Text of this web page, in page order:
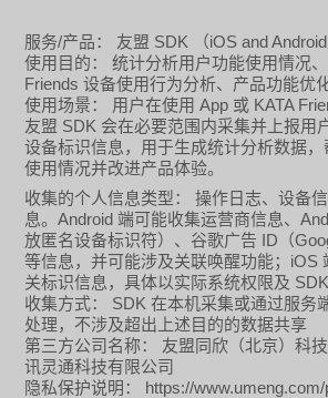
服务/产品： 友盟 SDK （iOS and Android
使用目的：
统计分析用户功能使用情况、
Friends设备使用行为分析、产品功能优
使用场景：
用户在使用 App 或 KATA
友盟 SDK 会在必要范围内采集并上报用
设备标识信息，用于生成统计分析数据，
使用情况并改进产品体验。
收集的个人信息类型：
操作日志、设备
息。Android端可能收集运营商信息、
放匿名设备标识符）、谷歌广告 ID （
等信息，并可能涉及关联唤醒功能； iOS
关标识信息，具体以实际系统权限及 SDK
收集方式：
SDK在本机采集或通过服务
处理，不涉及超出上述目的的数据共享
第三方公司名称：
友盟同欣（北京）科
讯灵通科技有限公司
隐私保护说明：
https://